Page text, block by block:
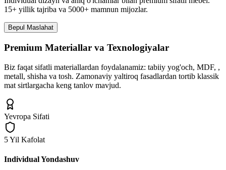
15+ yillik tajriba va 5000+ mamnun mijozlar.
Bepul Maslahat
Premium Materiallar va Texnologiyalar
Biz faqat sifatli materiallardan foydalanamiz: tabiiy yog'och, MDF, ,
metall, shisha va tosh. Zamonaviy yaltiroq fasadlardan tortib klassik
mat sirtlargacha keng tanlov mavjud.
Yevropa Sifati
5 Yil Kafolat
Individual Yondashuv